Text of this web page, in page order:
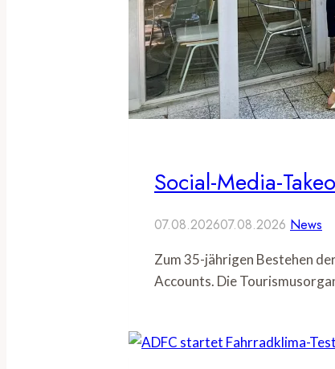
Social-Media-
07.08.202607.08.2026 News
Zum 35-jährigen Bestehen
Accounts. Die